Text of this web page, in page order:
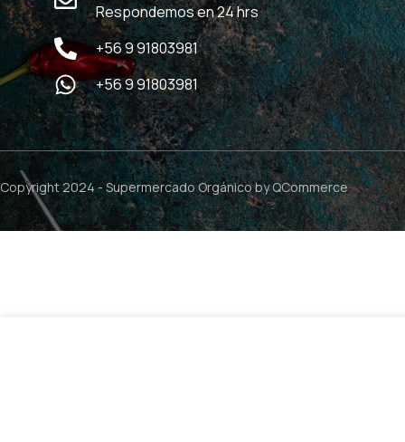
Respondemos en 24 hrs
+56 9 91803981
+56 9 91803981
Copyright 2024 -Supermercado Orgánicoby QCommerce